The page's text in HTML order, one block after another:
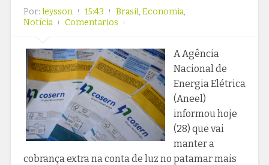
Por: leysson 15:43 Brasil, Economia,
Notícia
Comentarios
A Agência
Nacional de
Energia Elétrica
(Aneel)
informou hoje
(28) que vai
manter a
cobrança extra na conta de luz no patamar mais